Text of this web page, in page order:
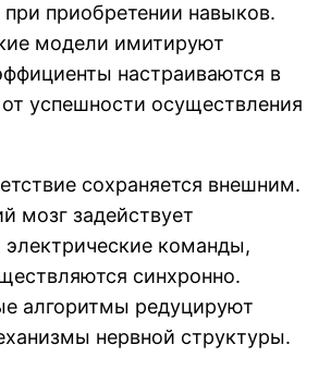
приобретении навыков.
модели имитируют
настраиваются в
успешности осуществления
сохраняется внешним.
мозг задействует
команды,
синхронно.
алгоритмы редуцируют
нервной структуры.